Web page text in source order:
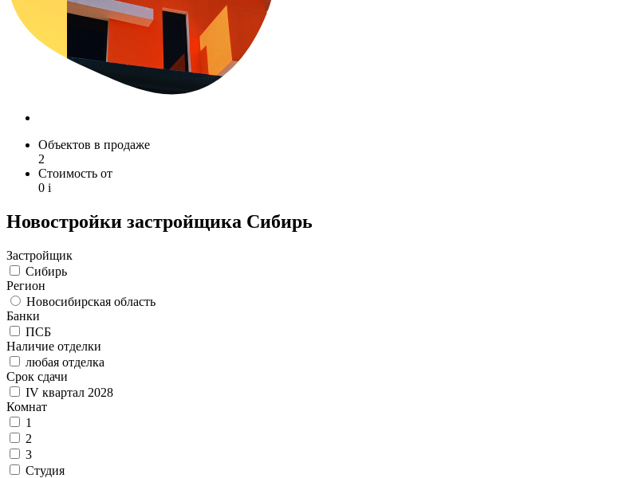
Объектов в продаже
2
Стоимость от
0 i
Новостройки застройщика Сибирь
Застройщик
Сибирь
Регион
Новосибирская область
Банки
ПСБ
Наличие отделки
любая отделка
Срок сдачи
IV квартал 2028
Комнат
1
2
3
Студия